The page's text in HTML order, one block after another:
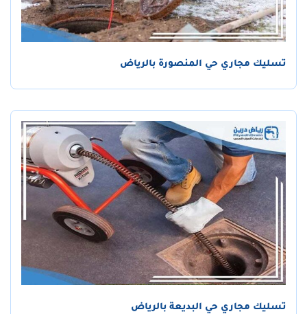
تسليك مجاري حي المنصورة بالرياض
تسليك مجاري حي البديعة بالرياض